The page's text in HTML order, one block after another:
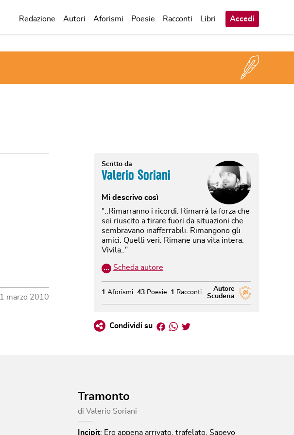
Redazione Autori Aforismi Poesie Racconti Libri Accedi
1 marzo 2010
Scritto da
Valerio Soriani
Mi descrivo così
"..Rimarranno i ricordi. Rimarrà la forza che
sei riuscito a tirare fuori da situazioni che
sembravano inafferrabili. Rimangono gli
amici. Quelli veri. Rimane una vita intera.
Vivila.."
… Scheda autore
Autore
Scuderia
1 Aforismi 43 Poesie 1 Racconti
Condividi su Facebook
Whatsapp
Twitter
Tramonto
di Valerio Soriani
Incipit: Ero appena arrivato, trafelato. Sapevo